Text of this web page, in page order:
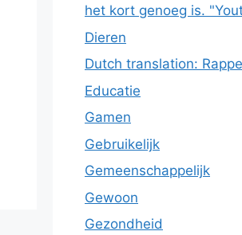
het kort genoeg is.
Dieren
Dutch translation:
Educatie
Gamen
Gebruikelijk
Gemeenschappelijk
Gewoon
Gezondheid